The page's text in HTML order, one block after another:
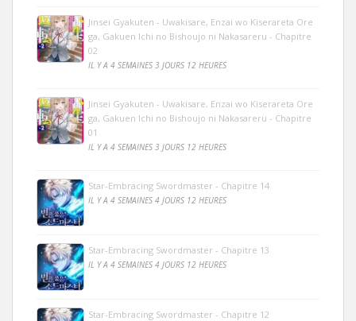
Jinsei Gyakuten - Uwakisare, Enzai wo Kiserareta Ore
ga, Gakuen Ichi no Bishoujo ni Nakasareru - Chapitre
02
IL Y A 4 SEMAINES 3 JOURS 12 HEURES
Jinsei Gyakuten - Uwakisare, Enzai wo Kiserareta Ore
ga, Gakuen Ichi no Bishoujo ni Nakasareru - Chapitre
01
IL Y A 4 SEMAINES 3 JOURS 12 HEURES
Star-Embracing Swordmaster - Chapitre 14
IL Y A 4 SEMAINES 4 JOURS 12 HEURES
Star-Embracing Swordmaster - Chapitre 13
IL Y A 4 SEMAINES 4 JOURS 12 HEURES
Star-Embracing Swordmaster - Chapitre 12